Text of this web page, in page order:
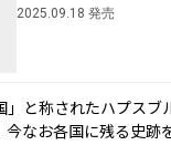
2025.09.18 発売
」と称されたハプス
今なお各国に残る史跡